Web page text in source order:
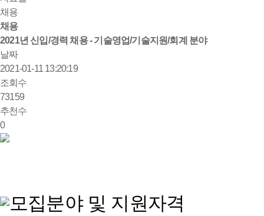
채용
채용
2021년 신입/경력 채용 - 기술영업/기술지원/회계 분야
날짜
2021-01-11 13:20:19
조회수
73159
추천수
0
모집분야 및 지원자격